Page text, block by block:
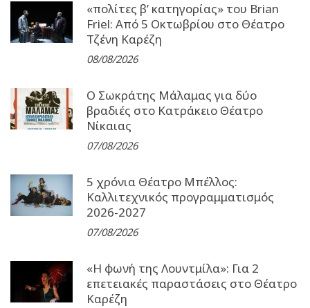
«πολίτες β’ κατηγορίας» του Brian
Friel: Από 5 Οκτωβρίου στο Θέατρο
Τζένη Καρέζη
08/08/2026
Ο Σωκράτης Μάλαμας για δύο
βραδιές στο Κατράκειο Θέατρο
Νίκαιας
07/08/2026
5 χρόνια Θέατρο Μπέλλος:
Καλλιτεχνικός προγραμματισμός
2026-2027
07/08/2026
«Η φωνή της Λουντμίλα»: Για 2
επετειακές παραστάσεις στο Θέατρο
Καρέζη